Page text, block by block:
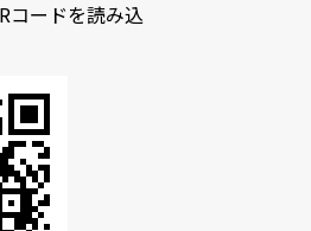
コードを読み込